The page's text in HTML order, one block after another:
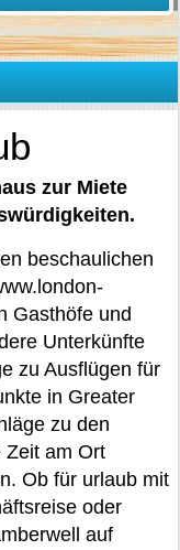
zur Miete
beschaulichen
Gasthöfe und
Unterkünfte
zu Ausflügen für
in Greater
zu den
Zeit am Ort
Ob für urlaub mit
oder
auf